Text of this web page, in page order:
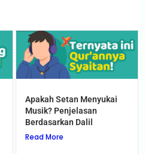
Apakah Setan Menyukai
Musik? Penjelasan
Berdasarkan Dalil
Read More